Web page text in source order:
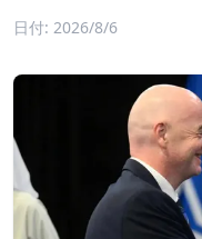
日付: 2026/8/6